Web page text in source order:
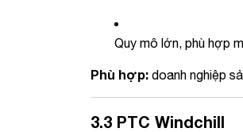
Quy mô lớn, phù hợp
Phù hợp: doanh nghiệp
3.3 PTC Windchill